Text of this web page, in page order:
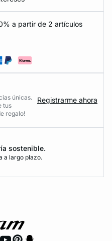
a partir de 2 artículos
únicas.
tus
regalo!
Registrarme ahora
sostenible.
a largo plazo.